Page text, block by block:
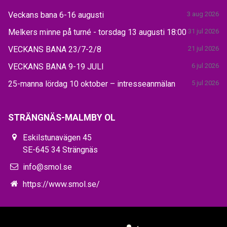
Veckans bana 6-16 augusti 3 aug 2026
Melkers minne på turné - torsdag 13 augusti 18:00 31 jul 2026
VECKANS BANA 23/7-2/8 21 jul 2026
VECKANS BANA 9-19 JULI 6 jul 2026
25-manna lördag 10 oktober – intresseanmälan 5 jul 2026
STRÄNGNÄS-MALMBY OL
Eskilstunavägen 45
SE-645 34 Strängnäs
info@smol.se
https://www.smol.se/